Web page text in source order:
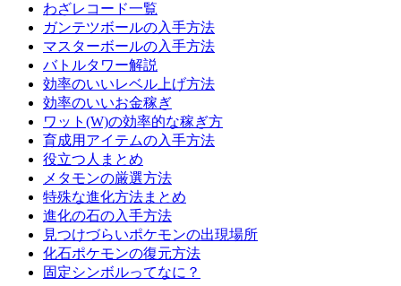
わざレコード一覧
ガンテツボールの入手方法
マスターボールの入手方法
バトルタワー解説
効率のいいレベル上げ方法
効率のいいお金稼ぎ
ワット(W)の効率的な稼ぎ方
育成用アイテムの入手方法
役立つ人まとめ
メタモンの厳選方法
特殊な進化方法まとめ
進化の石の入手方法
見つけづらいポケモンの出現場所
化石ポケモンの復元方法
固定シンボルってなに？